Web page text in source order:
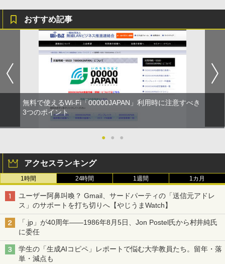
おすすめ記事
無料で使えるWi-Fi「00000JAPAN」利用時に注意すべき
3つのポイント
● ● ●
アクセスランキング
1時間 24時間 1週間 1カ月
ユーザー阿鼻叫喚？ Gmail、サードパーティの「送信元アドレ
ス」のサポートを打ち切りへ【やじうまWatch】
「.jp」が40周年――1986年8月5日、Jon Postel氏から村井純氏
に委任
学生の「生成AIコピペ」レポートで悩む大学教員たち。留年・落
単・減点も